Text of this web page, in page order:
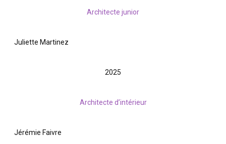
Architecte junior
Juliette Martinez
2025
Architecte d’intérieur
Jérémie Faivre